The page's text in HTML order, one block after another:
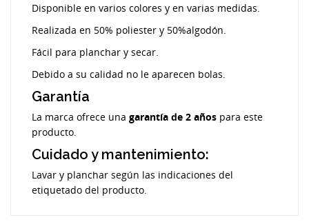
Disponible en varios colores y en varias medidas.
Realizada en 50% poliester y 50%algodón.
Fácil para planchar y secar.
Debido a su calidad no le aparecen bolas.
Garantía
La marca ofrece una garantía de 2 años para este
producto.
Cuidado y mantenimiento:
Lavar y planchar según las indicaciones del
etiquetado del producto.